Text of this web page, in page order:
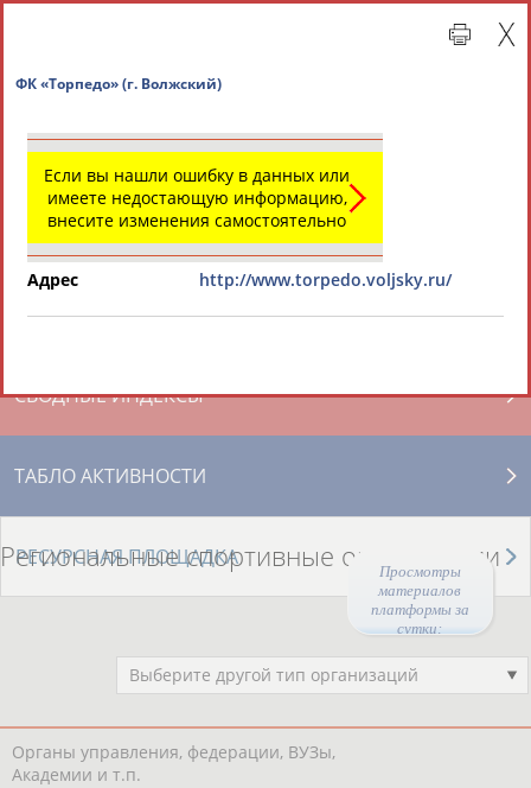
Просмотры
материалов
платформы за
сутки:
СВОДНЫЕ ИНДЕКСЫ
ТАБЛО АКТИВНОСТИ
РЕСУРСНАЯ ПЛОЩАДКА
Региональные спортивные организации
Выберите другой тип организаций
Органы управления, федерации, ВУЗы,
Академии и т.п.
Если вы нашли ошибку в данных или
имеете недостающую информацию,
внесите изменения самостоятельно
Адрес http://www.torpedo.voljsky.ru/